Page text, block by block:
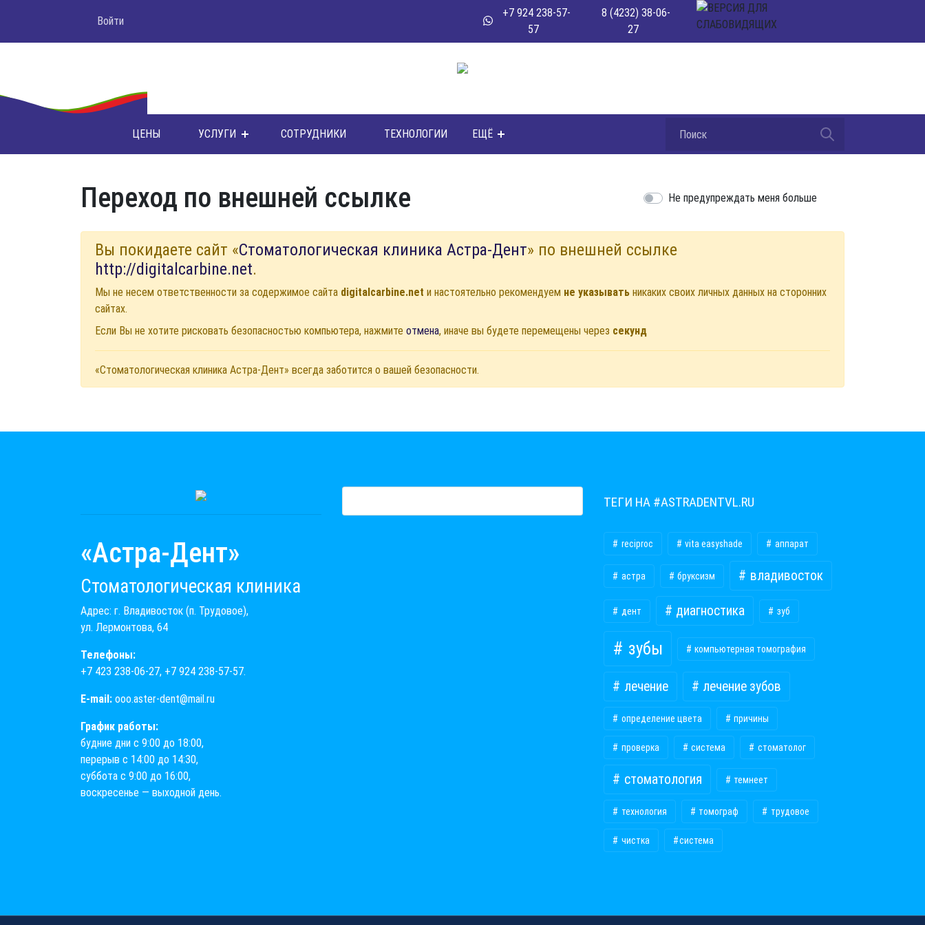
Войти
+7 924 238-57-
57
8 (4232) 38-06-
27
ЦЕНЫ УСЛУГИ СОТРУДНИКИ ТЕХНОЛОГИИ ЕЩЁ
Переход по внешней ссылке Не предупреждать меня больше
Вы покидаете сайт «Стоматологическая клиника Астра-Дент» по внешней ссылке
http://digitalcarbine.net.
Мы не несем ответственности за содержимое сайта digitalcarbine.net и настоятельно рекомендуем не указывать никаких своих личных данных на сторонних
сайтах.
Если Вы не хотите рисковать безопасностью компьютера, нажмите отмена, иначе вы будете перемещены через секунд
«Стоматологическая клиника Астра-Дент» всегда заботится о вашей безопасности.
«Астра-Дент»
Стоматологическая клиника
Адрес: г. Владивосток (п. Трудовое),
ул. Лермонтова, 64
Телефоны:
+7 423 238-06-27, +7 924 238-57-57.
E-mail: ooo.aster-dent@mail.ru
График работы:
будние дни с 9:00 до 18:00,
перерыв с 14:00 до 14:30,
суббота с 9:00 до 16:00,
воскресенье — выходной день.
ТЕГИ НА #ASTRADENTVL.RU
reciproc vita easyshade аппарат
астра бруксизм владивосток
дент диагностика зуб
зубы компьютерная томография
лечение лечение зубов
определение цвета причины
проверка система стоматолог
стоматология темнеет
технология томограф трудовое
чистка ​система